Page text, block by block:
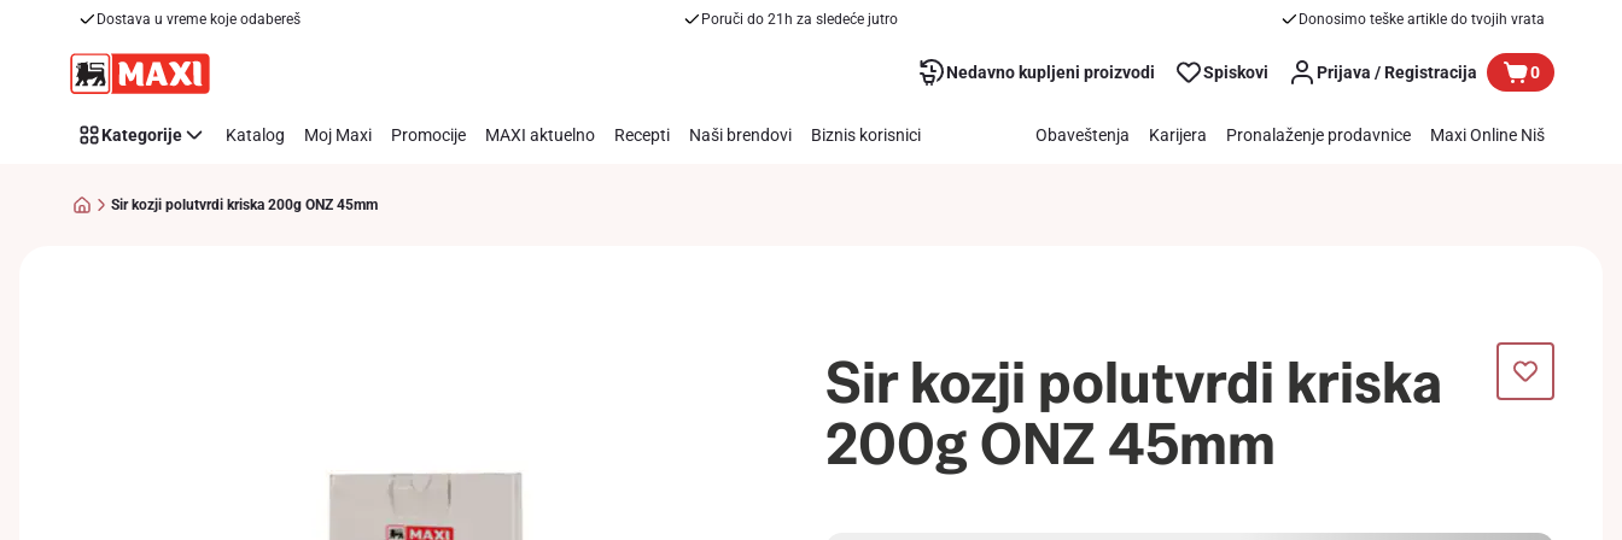
Dostava u vreme koje odabereš Poruči do 21h za sledeće jutro Donosimo teške artikle do tvojih vrata
Nedavno kupljeni proizvodi Spiskovi Prijava / Registracija 0
Kategorije Katalog Moj Maxi Promocije MAXI aktuelno Recepti Naši brendovi Biznis korisnici Obaveštenja Karijera Pronalaženje prodavnice Maxi Online Niš
Sir kozji polutvrdi kriska 200g ONZ 45mm
Sir kozji polutvrdi kriska
200g ONZ 45mm